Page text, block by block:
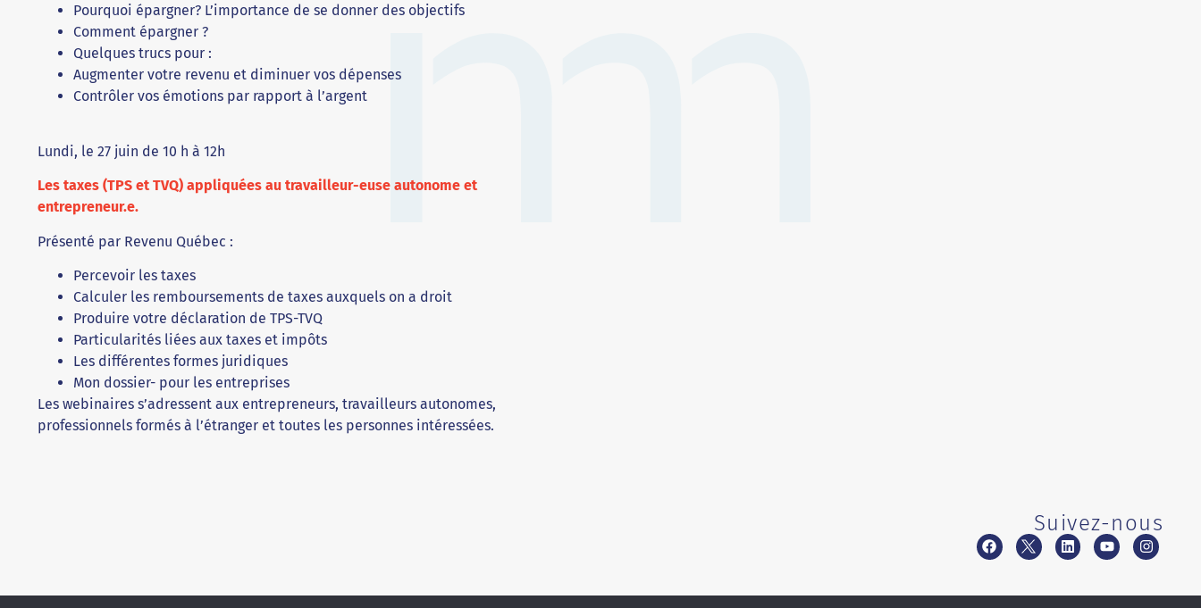
Pourquoi épargner? L’importance de se donner des objectifs
Comment épargner ?
Quelques trucs pour :
Augmenter votre revenu et diminuer vos dépenses
Contrôler vos émotions par rapport à l’argent
Lundi, le 27 juin de 10 h à 12h
Les taxes (TPS et TVQ) appliquées au travailleur-euse autonome et
entrepreneur.e.
Présenté par Revenu Québec :
Percevoir les taxes
Calculer les remboursements de taxes auxquels on a droit
Produire votre déclaration de TPS-TVQ
Particularités liées aux taxes et impôts
Les différentes formes juridiques
Mon dossier- pour les entreprises
Les webinaires s’adressent aux entrepreneurs, travailleurs autonomes,
professionnels formés à l’étranger et toutes les personnes intéressées.
Suivez-nous